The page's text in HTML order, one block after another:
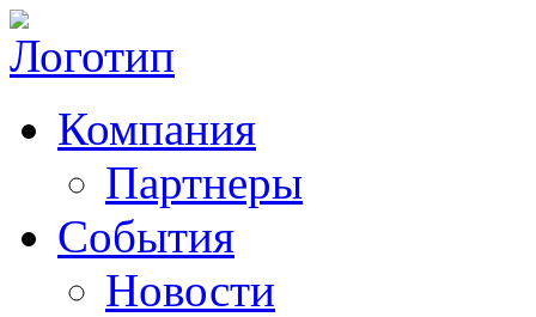
Компания
Партнеры
События
Новости